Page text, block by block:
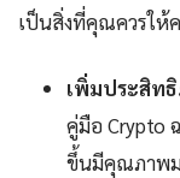
เป็นสิ่งที่คุณควรให้
เพิ่มประสิท
คู่มือ Crypto
ขึ้นมีคุณภาพ